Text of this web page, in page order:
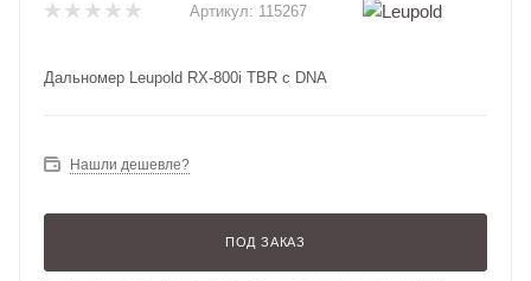
Артикул: 115267
Дальномер Leupold RX-800i TBR с DNA
Нашли дешевле?
ПОД ЗАКАЗ